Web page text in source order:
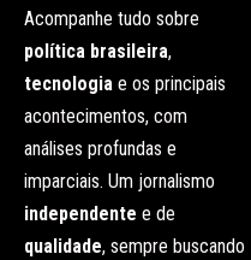
Acompanhe tudo sobre
política brasileira,
tecnologia e os principais
acontecimentos, com
análises profundas e
imparciais. Um jornalismo
independente e de
qualidade, sempre buscando